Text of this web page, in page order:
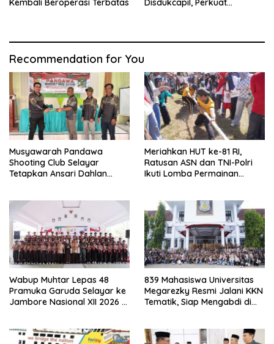
Kembali Beroperasi Terbatas
Disdukcapil, Perkuat
Recommendation for You
Musyawarah Pandawa
Shooting Club Selayar
Tetapkan Ansari Dahlan
Meriahkan HUT ke-81 RI,
Ratusan ASN dan TNI-Polri
Ikuti Lomba Permainan
Wabup Muhtar Lepas 48
Pramuka Garuda Selayar ke
Jambore Nasional XII 2026 di
839 Mahasiswa Universitas
Megarezky Resmi Jalani KKN
Tematik, Siap Mengabdi di